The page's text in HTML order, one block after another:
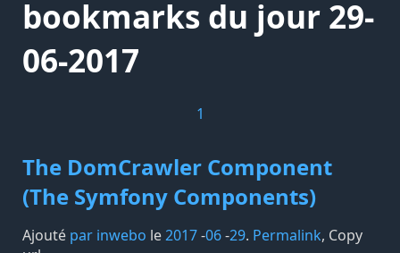
bookmarks du jour 29-
06-2017
1
The DomCrawler Component
(The Symfony Components)
Ajouté par inwebo le2017-06-29. Permalink, Copy